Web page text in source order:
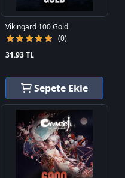
Vikingard 100 Gold
(0)
31.93 TL
Sepete Ekle